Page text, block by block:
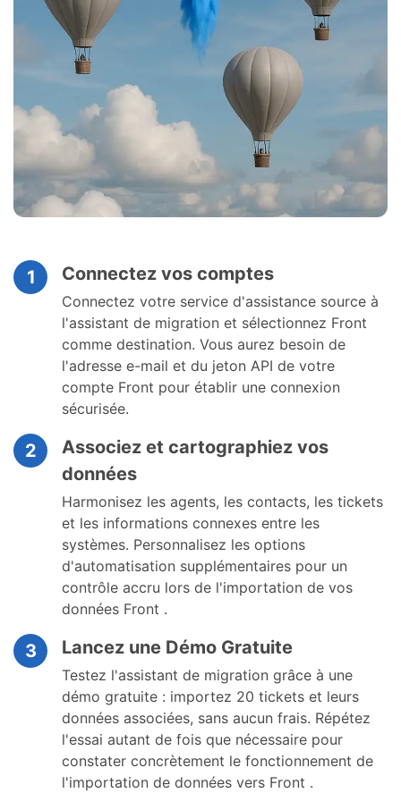
1 Connectez vos comptes
Connectez votre service d'assistance source à
l'assistant de migration et sélectionnez Front
comme destination. Vous aurez besoin de
l'adresse e-mail et du jeton API de votre
compte Front pour établir une connexion
sécurisée.
2
Associez et cartographiez vos
données
Harmonisez les agents, les contacts, les tickets
et les informations connexes entre les
systèmes. Personnalisez les options
d'automatisation supplémentaires pour un
contrôle accru lors de l'importation de vos
données Front .
3 Lancez une Démo Gratuite
Testez l'assistant de migration grâce à une
démo gratuite : importez 20 tickets et leurs
données associées, sans aucun frais. Répétez
l'essai autant de fois que nécessaire pour
constater concrètement le fonctionnement de
l'importation de données vers Front .